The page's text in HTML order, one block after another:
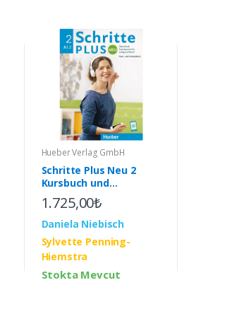
Hueber Verlag GmbH
Schritte Plus Neu 2
Kursbuch und
Arbeitsbuch mit Audios
online
1.725,00₺
Daniela Niebisch
Sylvette Penning-
Hiemstra
Stokta Mevcut